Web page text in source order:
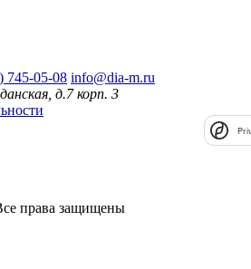
745-05-08 info@dia-m.ru
д.7 корп. 3
права защищены